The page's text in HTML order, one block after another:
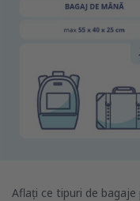
Aflați ce tipuri de